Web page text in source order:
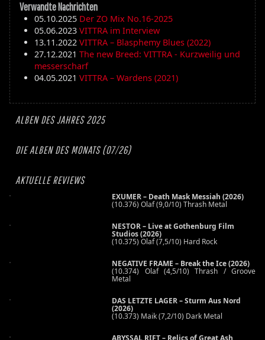
ALBEN DES JAHRES 2025
DIE ALBEN DES MONATS (07/26)
AKTUELLE REVIEWS
EXUMER – Death Mask Messiah (2026)
(10.376) Olaf (9,0/10) Thrash Metal
NESTOR – Live at Gothenburg Film
Studios (2026)
(10.375) Olaf (7,5/10) Hard Rock
NEGATIVE FRAME – Break the Ice (2026)
(10.374) Olaf (4,5/10) Thrash / Groove
Metal
DAS LETZTE LAGER – Sturm Aus Nord
(2026)
(10.373) Maik (7,2/10) Dark Metal
Verwandte Nachrichten
05.10.2025 Der ZO Mix No.16-2025
05.06.2023 VITTRA im Interview
13.11.2022 VITTRA – Blasphemy Blues (2022)
27.12.2021 The new Breed: VITTRA - Kurzweilig und
messerscharf
04.05.2021 VITTRA – Wardens (2021)